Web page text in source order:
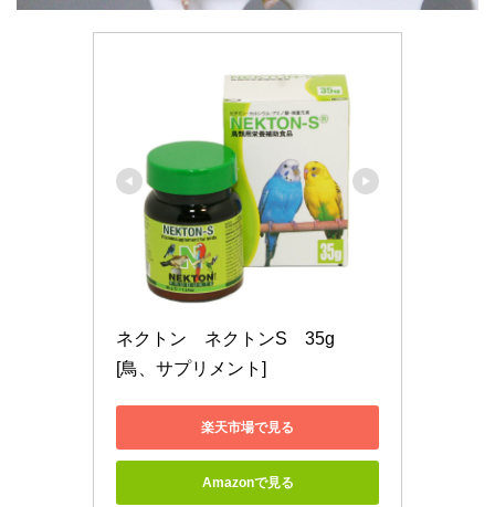
ネクトン　ネクトンS　35g
[鳥、サプリメント]
楽天市場で見る
Amazonで見る